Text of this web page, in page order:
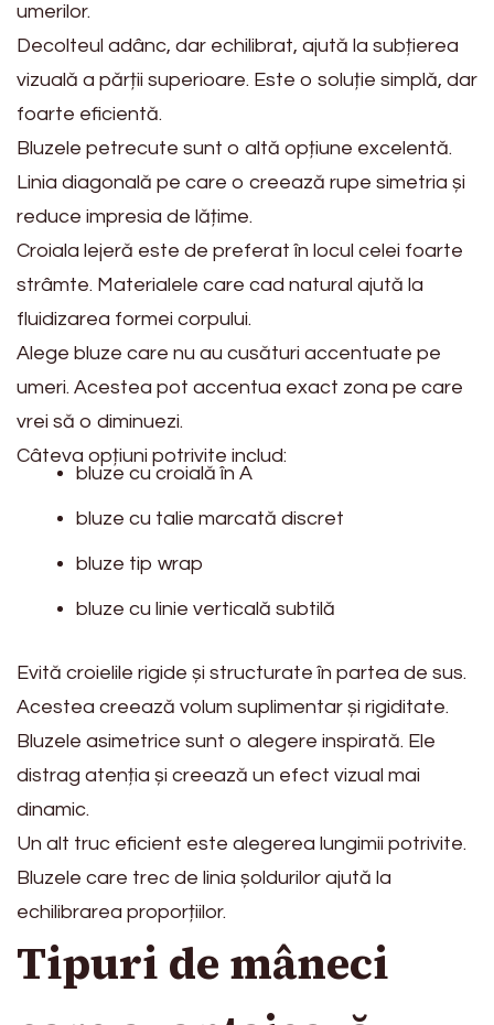
umerilor.
Decolteul adânc, dar echilibrat, ajută la subțierea
vizuală a părții superioare. Este o soluție simplă, dar
foarte eficientă.
Bluzele petrecute sunt o altă opțiune excelentă.
Linia diagonală pe care o creează rupe simetria și
reduce impresia de lățime.
Croiala lejeră este de preferat în locul celei foarte
strâmte. Materialele care cad natural ajută la
fluidizarea formei corpului.
Alege bluze care nu au cusături accentuate pe
umeri. Acestea pot accentua exact zona pe care
vrei să o diminuezi.
Câteva opțiuni potrivite includ:
bluze cu croială în A
bluze cu talie marcată discret
bluze tip wrap
bluze cu linie verticală subtilă
Evită croielile rigide și structurate în partea de sus.
Acestea creează volum suplimentar și rigiditate.
Bluzele asimetrice sunt o alegere inspirată. Ele
distrag atenția și creează un efect vizual mai
dinamic.
Un alt truc eficient este alegerea lungimii potrivite.
Bluzele care trec de linia șoldurilor ajută la
echilibrarea proporțiilor.
Tipuri de mâneci